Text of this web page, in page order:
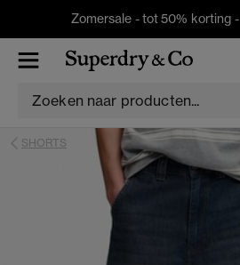
Zomersale - tot 50% korting -
SHORTS